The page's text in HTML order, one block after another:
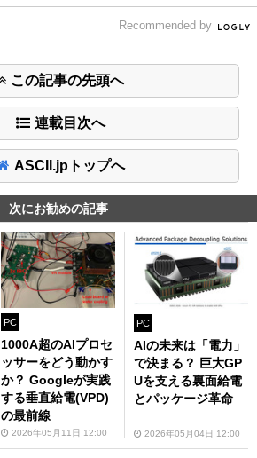
Recommended by
この記事の先頭へ
連載目次へ
ASCII.jpトップへ
次にお勧めの記事
PC
1000A超のAIプロセ
ッサーをどう動かす
か？ Googleが実践
する垂直給電(VPD)
の最前線
2026年05月11日 12:00
PC
AIの未来は「電力」
で決まる？ 巨大GP
Uを支える裏面給電
とパッケージ革命
2026年05月04日 12:00